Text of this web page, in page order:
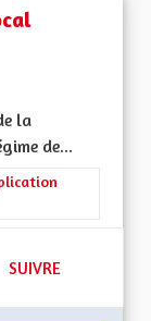
la
de...
les soins
49 ABONNÉS
SUIVRE